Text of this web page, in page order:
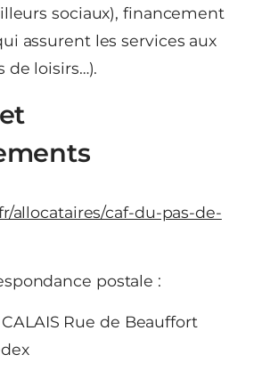
sociaux), financement
assurent les services aux
de loisirs…).
allocataires/caf-du-pas-de-
postale :
Rue de Beauffort